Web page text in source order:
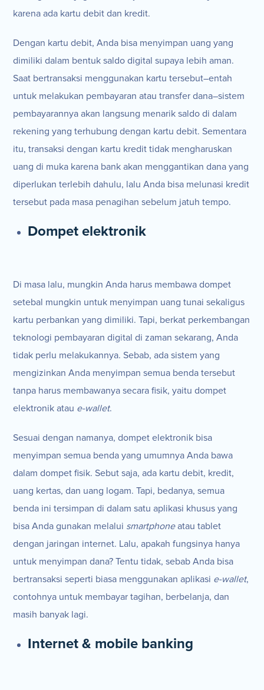
karena ada kartu debit dan kredit.
Dengan kartu debit, Anda bisa menyimpan uang yang
dimiliki dalam bentuk saldo digital supaya lebih aman.
Saat bertransaksi menggunakan kartu tersebut–entah
untuk melakukan pembayaran atau transfer dana–sistem
pembayarannya akan langsung menarik saldo di dalam
rekening yang terhubung dengan kartu debit. Sementara
itu, transaksi dengan kartu kredit tidak mengharuskan
uang di muka karena bank akan menggantikan dana yang
diperlukan terlebih dahulu, lalu Anda bisa melunasi kredit
tersebut pada masa penagihan sebelum jatuh tempo.
Dompet elektronik
Di masa lalu, mungkin Anda harus membawa dompet
setebal mungkin untuk menyimpan uang tunai sekaligus
kartu perbankan yang dimiliki. Tapi, berkat perkembangan
teknologi pembayaran digital di zaman sekarang, Anda
tidak perlu melakukannya. Sebab, ada sistem yang
mengizinkan Anda menyimpan semua benda tersebut
tanpa harus membawanya secara fisik, yaitu dompet
elektronik atau e-wallet.
Sesuai dengan namanya, dompet elektronik bisa
menyimpan semua benda yang umumnya Anda bawa
dalam dompet fisik. Sebut saja, ada kartu debit, kredit,
uang kertas, dan uang logam. Tapi, bedanya, semua
benda ini tersimpan di dalam satu aplikasi khusus yang
bisa Anda gunakan melalui smartphoneatau tablet
dengan jaringan internet. Lalu, apakah fungsinya hanya
untuk menyimpan dana? Tentu tidak, sebab Anda bisa
bertransaksi seperti biasa menggunakan aplikasi e-wallet,
contohnya untuk membayar tagihan, berbelanja, dan
masih banyak lagi.
Internet & mobile banking